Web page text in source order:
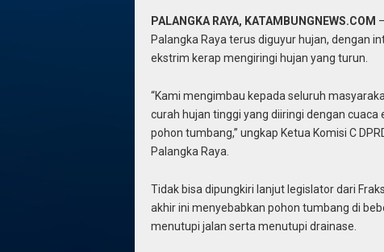
PALANGKA RAYA, KATAMBUNGNEWS.COM
Palangka Raya terus diguyur hujan, dengan
ekstrim kerap mengiringi hujan yang turun.
“Kami mengimbau kepada seluruh
curah hujan tinggi yang diiringi dengan
pohon tumbang,” ungkap Ketua Komisi C
Palangka Raya.
Tidak bisa dipungkiri lanjut legislator dari
akhir ini menyebabkan pohon tumbang di
menutupi jalan serta menutupi drainase.